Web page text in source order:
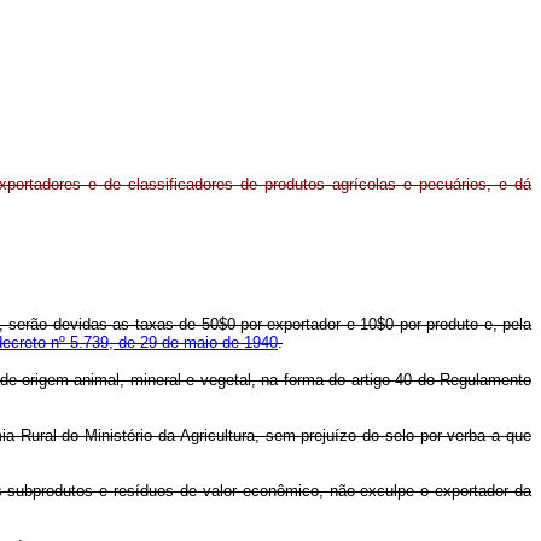
e de classificadores de produtos agrícolas e pecuários, e dá
devidas as taxas de 50$0 por exportador e 10$0 por produto e, pela
nº 5.739, de 29 de maio de 1940.
origem animal, mineral e vegetal, na forma do artigo 40 do Regulamento
Rural do Ministério da Agricultura, sem prejuízo do selo por verba a que
e resíduos de valor econômico, não exculpe o exportador da